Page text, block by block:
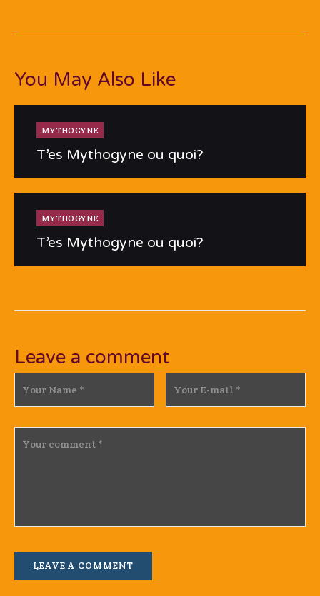
You May Also Like
MYTHOGYNE
T’es Mythogyne ou quoi?
MYTHOGYNE
T’es Mythogyne ou quoi?
Leave a comment